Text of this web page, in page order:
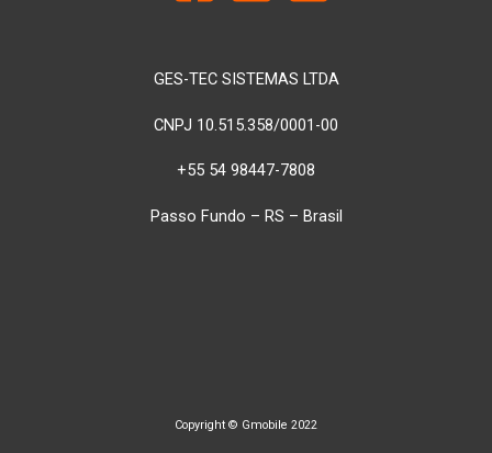
GES-TEC SISTEMAS LTDA
CNPJ 10.515.358/0001-00
+55 54 98447-7808
Passo Fundo – RS – Brasil
Copyright © Gmobile 2022